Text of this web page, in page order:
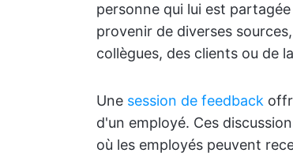
personne qui lui est
provenir de diverses
collègues, des clients ou de
Une session de feedback
d'un employé. Ces
où les employés peuvent